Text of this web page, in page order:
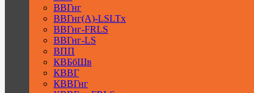
ВВГнг
ВВГнг(А)-LSLTx
ВВГнг-FRLS
ВВГнг-LS
ВПП
КВБбШв
КВВГ
КВВГнг